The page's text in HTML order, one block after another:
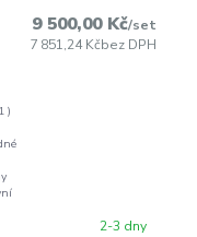
)
9 500,00 Kč/set
7 851,24 Kčbez DPH
2-3 dny